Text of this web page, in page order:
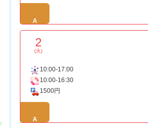
A
2
(火)
10:00-17:00
10:00-16:30
1500円
A